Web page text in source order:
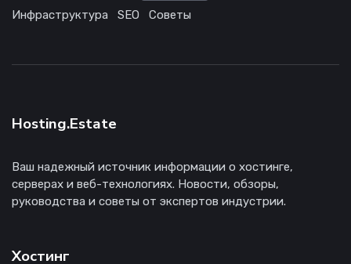
Инфраструктура
SEO Советы
Hosting.Estate
Ваш надежный источник информации о хостинге,
серверах и веб-технологиях. Новости, обзоры,
руководства и советы от экспертов индустрии.
Хостинг